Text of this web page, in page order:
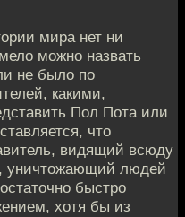
мира нет ни
можно назвать
не было по
какими,
Пол Пота или
что
видящий всюду
уничтожающий людей
быстро
хотя бы из